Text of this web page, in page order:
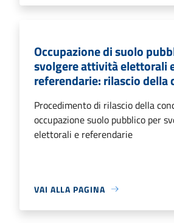
Occupazione di suolo
svolgere attività elettorali
referendarie: rilascio della
Procedimento di rilascio della
occupazione suolo pubblico per
elettorali e referendarie
VAI ALLA PAGINA